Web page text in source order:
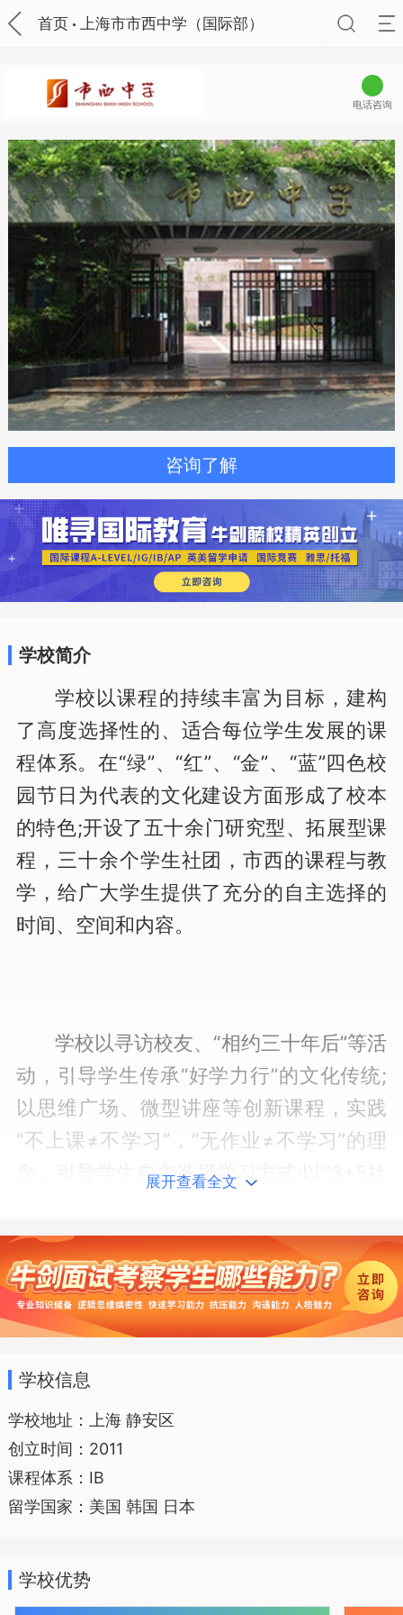
首页 上海市市西中学（国际部）
电话咨询
咨询了解
学校简介
学校以课程的持续丰富为目标，建构
了高度选择性的、适合每位学生发展的课
程体系。在“绿”、“红”、“金”、“蓝”四色校
园节日为代表的文化建设方面形成了校本
的特色;开设了五十余门研究型、拓展型课
程，三十余个学生社团，市西的课程与教
学，给广大学生提供了充分的自主选择的
时间、空间和内容。
学校以寻访校友、“相约三十年后”等活
动，引导学生传承“好学力行”的文化传统;
以思维广场、微型讲座等创新课程，实践
“不上课≠不学习”，“无作业≠不学习”的理
念，引导学生自主选择学习方式;以“3+5社
课程，实践即学习，经历即收获”的观念。
学校通过新型学习空间、预约学习、综合
评价等一系列项目研究，体现“学习无时不
有、学习无处不在”的教学追求。
市西中学以培养学生自主、互动、合
作的个性化学习为目标，建构了高度开放
性的教学环境，“思维广场”教学突破了班级
市市西中学国际部在“办学育人为本，发展
展开查看全文
学校信息
学校地址：上海 静安区
创立时间：2011
课程体系：IB
留学国家：美国 韩国 日本
学校优势